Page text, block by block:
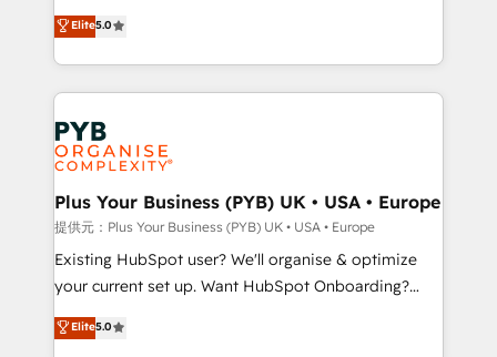
methodology will ensure that you receive the best
deployment experience possible. Whether you are
new to HubSpot or seeking to turn around a poor
install, our team have the change management
expertise to deliver the solutions you need.
automation, CRM and RevOps consulting, data
architecture, sales enablement, lifecycle automation,
lead scoring and revenue reporting. HubSpot,
Salesforce and integrated enterprise stacks. Digital
Marketing, Answer Engine Optimisation, and
Generative Engine Optimisation (AI Search),
HubSpot Content Hub, WordPress development,
B2B SEO, paid media, and content. We work with
enterprise and growth-led companies across
technology, professional services, financial services
and industrial sectors. Offices in Johannesburg, Cape
implementations delivered. AI visibility coverage
Elite5.0
Plus Your Business (PYB) UK • USA • Europe
提供元：Plus Your Business (PYB) UK • USA • Europe
Existing HubSpot user? We'll organise & optimize
your current set up. Want HubSpot Onboarding?
We'll customise your CRM & automate your business
processes. Welcome to our Profile! We can help
Elite5.0